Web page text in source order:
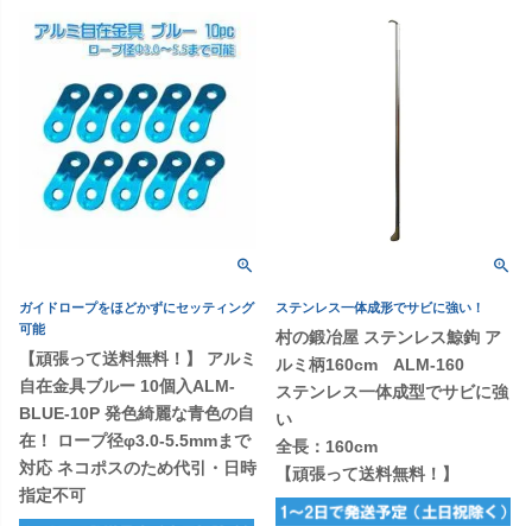
ガイドロープをほどかずにセッティング
可能
【頑張って送料無料！】 アルミ
自在金具ブルー 10個入ALM-
BLUE-10P 発色綺麗な青色の自
在！ ロープ径φ3.0-5.5mmまで
対応 ネコポスのため代引・日時
指定不可
ステンレス一体成形でサビに強い！
村の鍛冶屋 ステンレス鯨鉤 ア
ルミ柄160cm ALM-160
ステンレス一体成型でサビに強
い
全長：160cm
【頑張って送料無料！】